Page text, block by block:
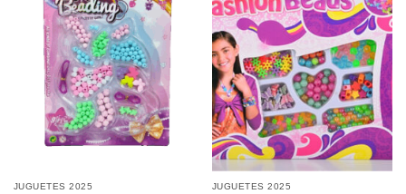
Añadir a
favoritos
JUGUETES 2025
Añadir a
favoritos
JUGUETES 2025